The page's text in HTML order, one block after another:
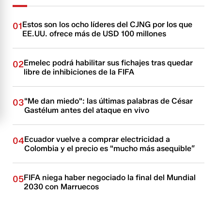
01Estos son los ocho líderes del CJNG por los que
EE.UU. ofrece más de USD 100 millones
02Emelec podrá habilitar sus fichajes tras quedar
libre de inhibiciones de la FIFA
03"Me dan miedo": las últimas palabras de César
Gastélum antes del ataque en vivo
04Ecuador vuelve a comprar electricidad a
Colombia y el precio es "mucho más asequible”
05FIFA niega haber negociado la final del Mundial
2030 con Marruecos